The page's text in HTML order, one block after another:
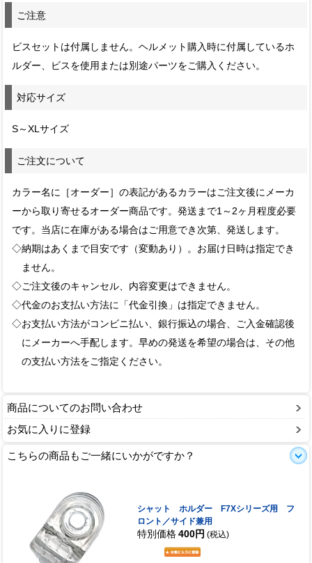
ご注意
ビスセットは付属しません。ヘルメット購入時に付属しているホ
ルダー、ビスを使用または別途パーツをご購入ください。
対応サイズ
S～XLサイズ
ご注文について
カラー名に［オーダー］の表記があるカラーはご注文後にメーカ
ーから取り寄せるオーダー商品です。発送まで1～2ヶ月程度必要
です。当店に在庫がある場合はご用意でき次第、発送します。
◇納期はあくまで目安です（変動あり）。お届け日時は指定でき
ません。
◇ご注文後のキャンセル、内容変更はできません。
◇代金のお支払い方法に「代金引換」は指定できません。
◇お支払い方法がコンビニ払い、銀行振込の場合、ご入金確認後
にメーカーへ手配します。早めの発送を希望の場合は、その他
の支払い方法をご指定ください。
商品についてのお問い合わせ
お気に入りに登録
こちらの商品もご一緒にいかがですか？
シャット ホルダー F7Xシリーズ用 フ
ロント／サイド兼用
特別価格 400円 (税込)